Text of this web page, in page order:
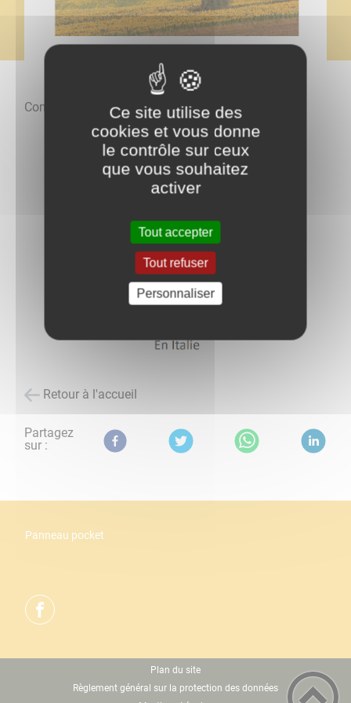
Comment a-t-il été créé ? Cliquerici.
Retour à l'accueil
Partagez
sur :
Panneau pocket
Plan du site
Règlement général sur la protection des données
Ce site utilise des
cookies et vous donne
le contrôle sur ceux
que vous souhaitez
activer
Tout accepter
Tout refuser
Personnaliser